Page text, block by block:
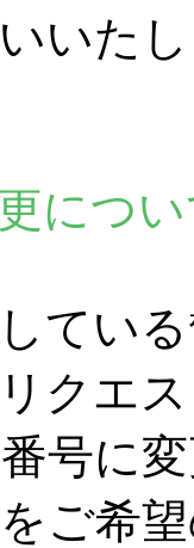
いた
につ
てい
クエ
号に
ご希